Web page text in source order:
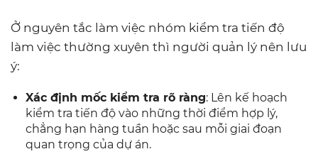
Ở nguyên tắc làm việc nhóm kiểm tra tiến độ
làm việc thường xuyên thì người quản lý nên lưu
ý:
Xác định mốc kiểm tra rõ ràng: Lên kế hoạch
kiểm tra tiến độ vào những thời điểm hợp lý,
chẳng hạn hàng tuần hoặc sau mỗi giai đoạn
quan trọng của dự án.